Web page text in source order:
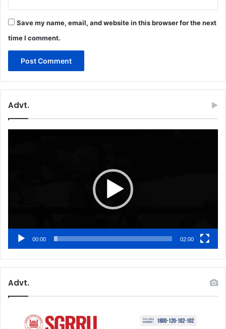
Save my name, email, and website in this browser for the next
time I comment.
Advt.
00:00 02:00
Advt.